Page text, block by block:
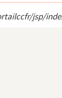
Valmore
jsp/